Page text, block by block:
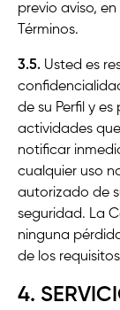
previo aviso,
Términos.
3.5. Usted es
de su Perfil y
actividades
notificar
cualquier uso
autorizado de
seguridad. La
ninguna
de los
4.